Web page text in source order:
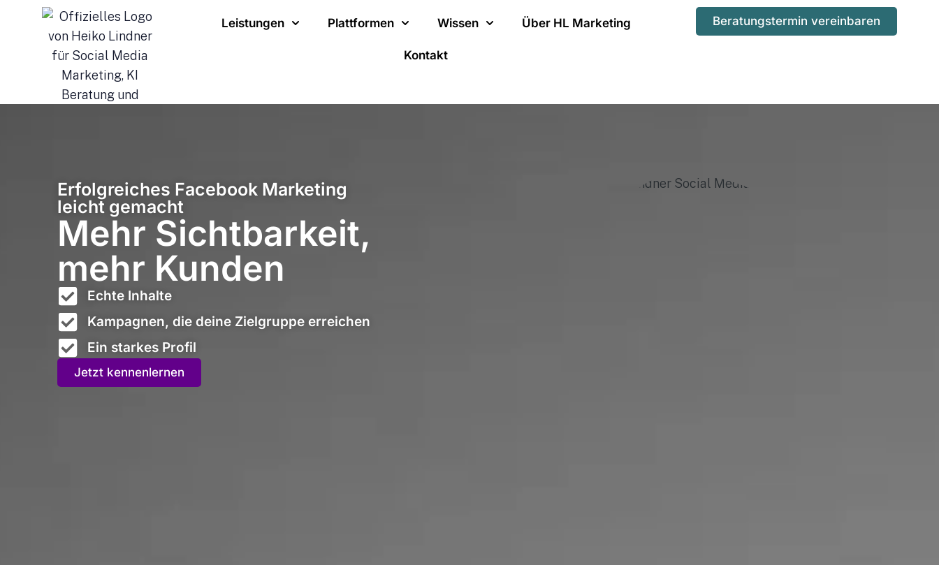
Leistungen Plattformen Wissen Über HL Marketing
Kontakt
Beratungstermin vereinbaren
Erfolgreiches Facebook Marketing
leicht gemacht
Mehr Sichtbarkeit,
mehr Kunden
Echte Inhalte
Kampagnen, die deine Zielgruppe erreichen
Ein starkes Profil
Jetzt kennenlernen